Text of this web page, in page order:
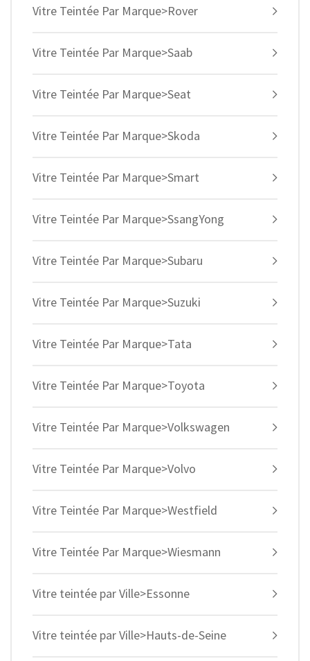
Vitre Teintée Par Marque>Rover
Vitre Teintée Par Marque>Saab
Vitre Teintée Par Marque>Seat
Vitre Teintée Par Marque>Skoda
Vitre Teintée Par Marque>Smart
Vitre Teintée Par Marque>SsangYong
Vitre Teintée Par Marque>Subaru
Vitre Teintée Par Marque>Suzuki
Vitre Teintée Par Marque>Tata
Vitre Teintée Par Marque>Toyota
Vitre Teintée Par Marque>Volkswagen
Vitre Teintée Par Marque>Volvo
Vitre Teintée Par Marque>Westfield
Vitre Teintée Par Marque>Wiesmann
Vitre teintée par Ville>Essonne
Vitre teintée par Ville>Hauts-de-Seine